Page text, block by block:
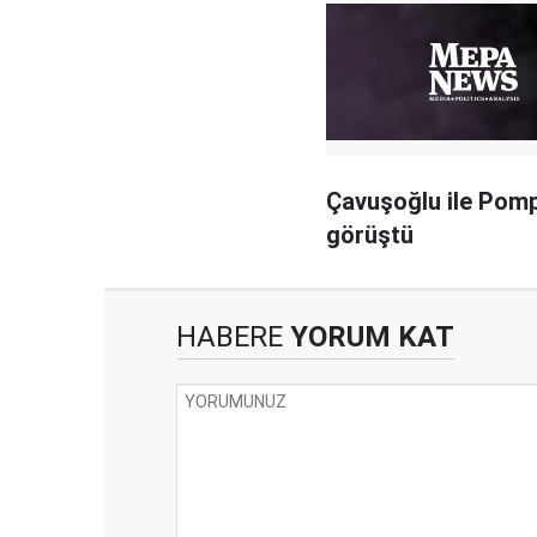
Çavuşoğlu ile
görüştü
HABERE YORUM KAT